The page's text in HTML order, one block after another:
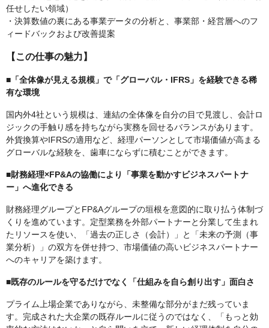
任せしたい領域）
・決算数値の裏にある事業データの分析と、事業部・経営層へのフ
ィードバックおよび改善提案
【この仕事の魅力】
■「全体像が見える規模」で「グローバル・IFRS」を経験できる稀
有な環境
国内外4社という規模は、連結の全体像を自分の目で見渡し、会計ロ
ジックの手触り感を持ちながら実務を回せるバランスがあります。
外貨換算やIFRSの適用など、経理パーソンとして市場価値が高まる
グローバルな経験を、歯車にならずに積むことができます。
■財務経理×FP&Aの協働により「事業を動かすビジネスパートナ
ー」へ進化できる
財務経理グループとFP&Aグループの垣根を意図的に取り払う体制づ
くりを進めています。定型業務を外部パートナーと分業して生まれ
たリソースを使い、「過去の正しさ（会計）」と「未来の予測（事
業分析）」の双方を併せ持つ、市場価値の高いビジネスパートナー
へのキャリアを築けます。
■既存のルールを守るだけでなく「仕組みを自ら創り出す」面白さ
プライム上場企業でありながら、未整備な部分がまだ残っていま
す。完成された大企業の既存ルールに従うのではなく、「もっと効